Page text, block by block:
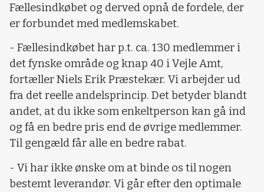
Fællesindkøbet og derved opnå de fordele, der
er forbundet med medlemskabet.
- Fællesindkøbet har p.t. ca. 130 medlemmer i
det fynske område og knap 40 i Vejle Amt,
fortæller Niels Erik Præstekær. Vi arbejder ud
fra det reelle andelsprincip. Det betyder blandt
andet, at du ikke som enkeltperson kan gå ind
og få en bedre pris end de øvrige medlemmer.
Til gengæld får alle en bedre rabat.
- Vi har ikke ønske om at binde os til nogen
bestemt leverandør. Vi går efter den optimale